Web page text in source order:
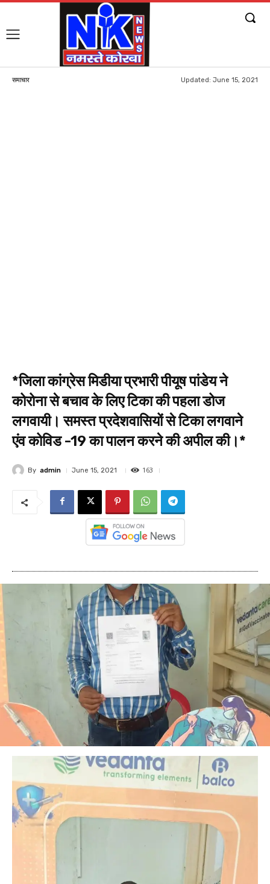
समाचार Updated: June 15, 2021
*जिला कांग्रेस मिडीया प्रभारी पीयूष पांडेय ने
कोरोना से बचाव के लिए टिका की पहला डोज
लगवायी। समस्त प्रदेशवासियों से टिका लगवाने
एंव कोविड -19 का पालन करने की अपील की।*
By admin June 15, 2021 163